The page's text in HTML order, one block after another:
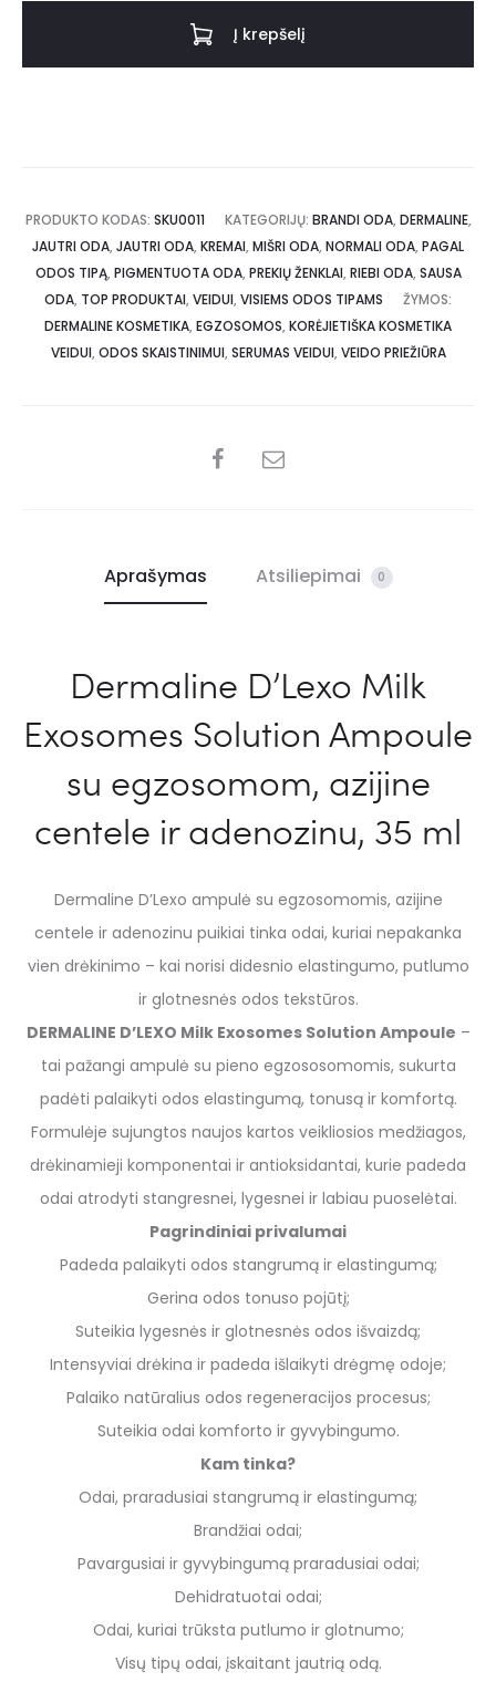
Į krepšelį
PRODUKTO KODAS: SKU0011 KATEGORIJŲ: BRANDI ODA, DERMALINE,
JAUTRI ODA, JAUTRI ODA, KREMAI, MIŠRI ODA, NORMALI ODA, PAGAL
ODOS TIPĄ, PIGMENTUOTA ODA, PREKIŲ ŽENKLAI, RIEBI ODA, SAUSA
ODA, TOP PRODUKTAI, VEIDUI, VISIEMS ODOS TIPAMS
ŽYMOS:
DERMALINE KOSMETIKA, EGZOSOMOS, KORĖJIETIŠKA KOSMETIKA
VEIDUI, ODOS SKAISTINIMUI, SERUMAS VEIDUI, VEIDO PRIEŽIŪRA
Aprašymas Atsiliepimai 0
Dermaline D’Lexo Milk
Exosomes Solution Ampoule
su egzosomom, azijine
centele ir adenozinu, 35 ml
Dermaline D’Lexo ampulė su egzosomomis, azijine
centele ir adenozinu puikiai tinka odai, kuriai nepakanka
vien drėkinimo – kai norisi didesnio elastingumo, putlumo
ir glotnesnės odos tekstūros.
DERMALINE D’LEXO Milk Exosomes Solution Ampoule –
tai pažangi ampulė su pieno egzososomomis, sukurta
padėti palaikyti odos elastingumą, tonusą ir komfortą.
Formulėje sujungtos naujos kartos veikliosios medžiagos,
drėkinamieji komponentai ir antioksidantai, kurie padeda
odai atrodyti stangresnei, lygesnei ir labiau puoselėtai.
Pagrindiniai privalumai
Padeda palaikyti odos stangrumą ir elastingumą;
Gerina odos tonuso pojūtį;
Suteikia lygesnės ir glotnesnės odos išvaizdą;
Intensyviai drėkina ir padeda išlaikyti drėgmę odoje;
Palaiko natūralius odos regeneracijos procesus;
Suteikia odai komforto ir gyvybingumo.
Kam tinka?
Odai, praradusiai stangrumą ir elastingumą;
Brandžiai odai;
Pavargusiai ir gyvybingumą praradusiai odai;
Dehidratuotai odai;
Odai, kuriai trūksta putlumo ir glotnumo;
Visų tipų odai, įskaitant jautrią odą.